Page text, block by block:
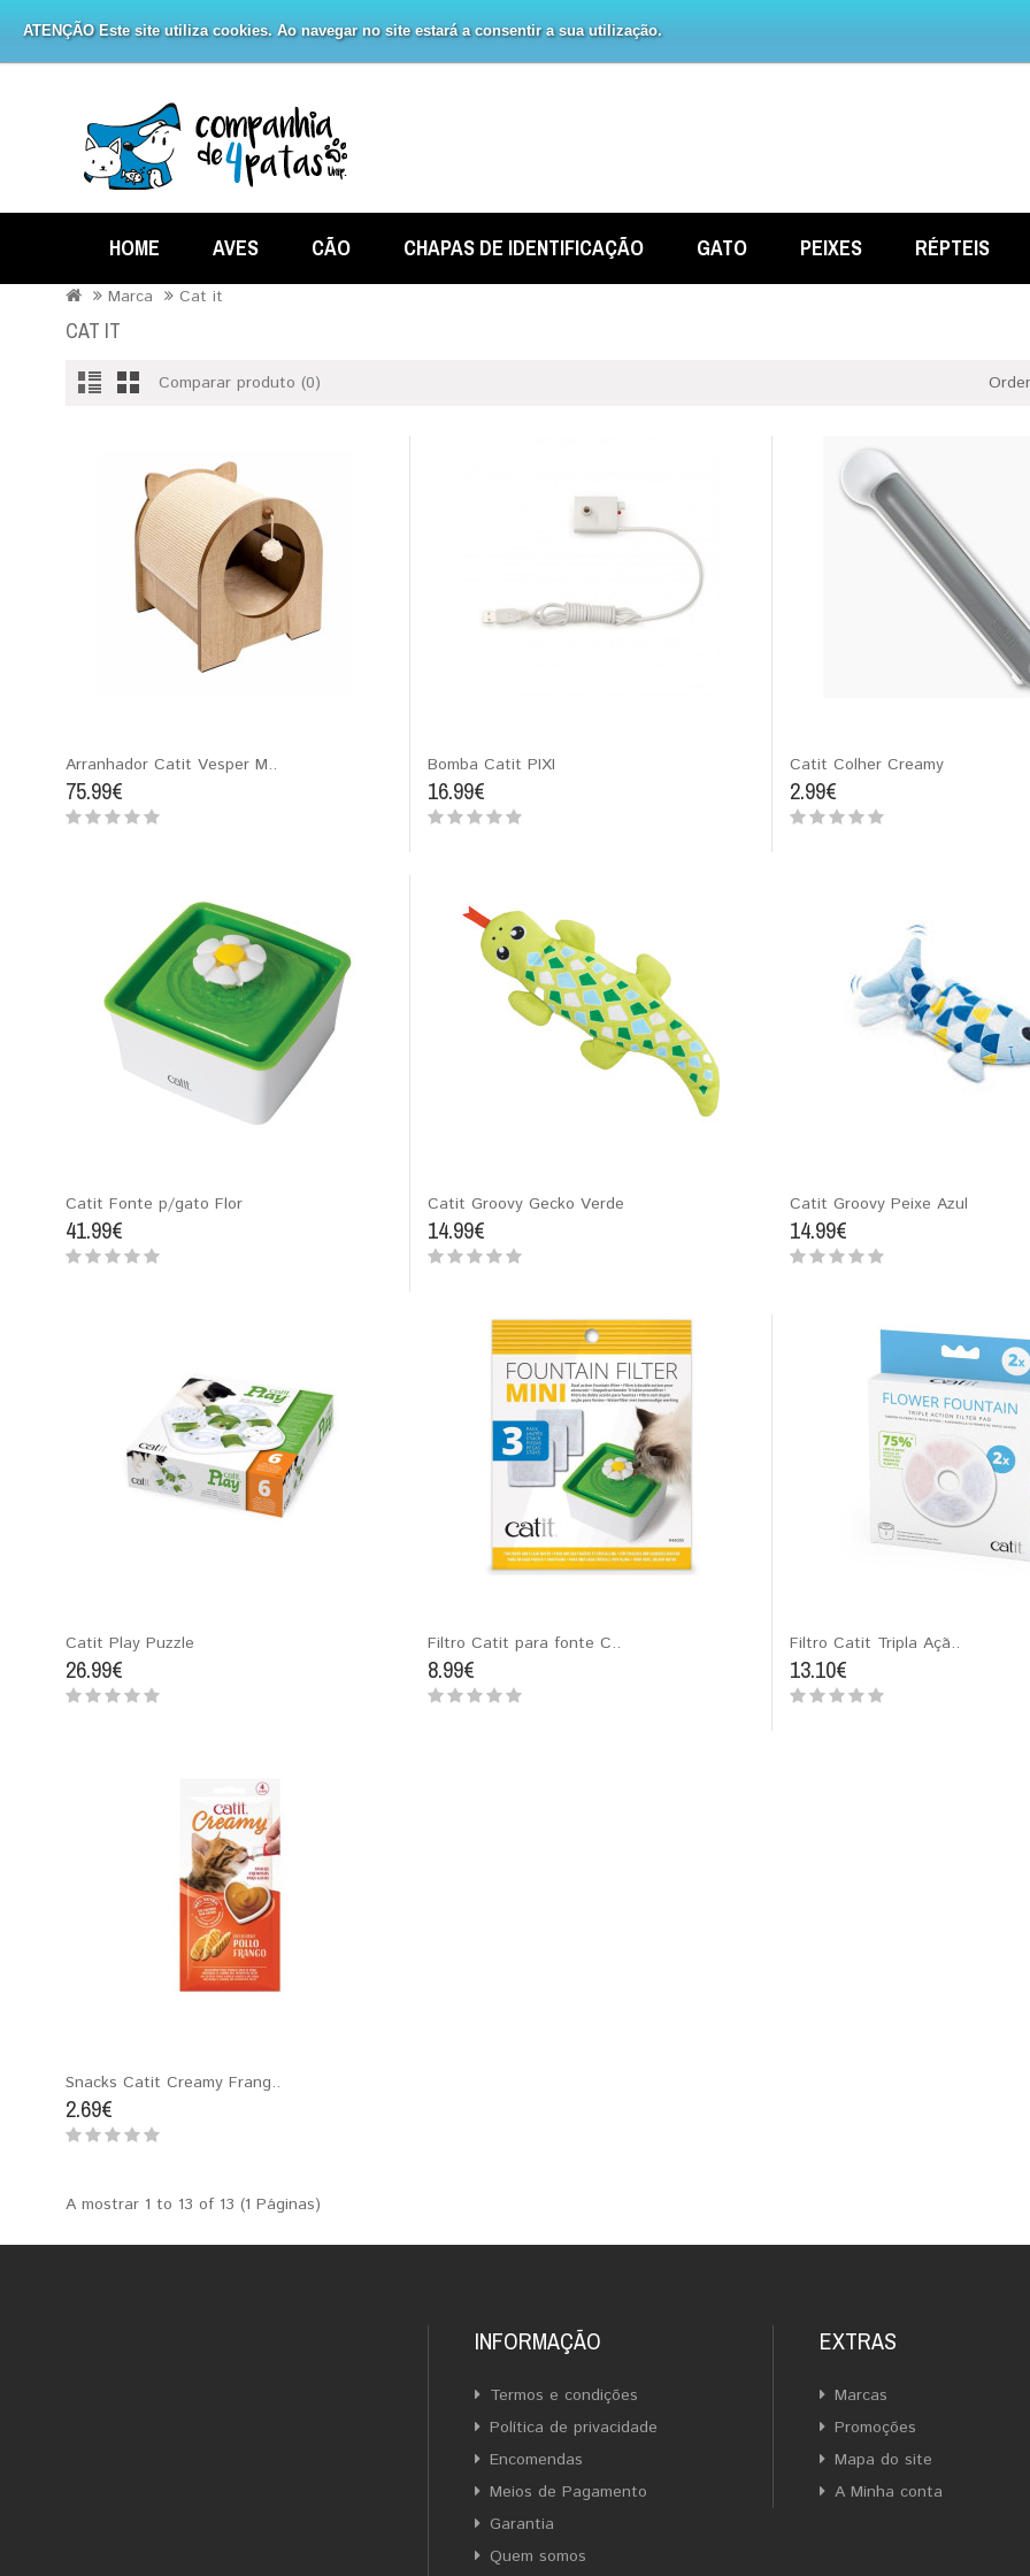
ATENÇÃO Este site utiliza cookies. Ao navegar no site estará a consentir a sua utilização.
HOME AVES CÃO CHAPAS DE IDENTIFICAÇÃO GATO PEIXES RÉPTEIS
Marca Cat it
CAT IT
Comparar produto (0)
Arranhador Catit Vesper M..
75.99€
Bomba Catit PIXI
16.99€
Catit Colher Creamy
2.99€
Catit Fonte p/gato Flor
41.99€
Catit Groovy Gecko Verde
14.99€
Catit Groovy Peixe Azul
14.99€
Catit Play Puzzle
26.99€
Filtro Catit para fonte C..
8.99€
Filtro Catit Tripla Açã..
13.10€
Snacks Catit Creamy Frang..
2.69€
A mostrar 1 to 13 of 13 (1 Páginas)
INFORMAÇÃO
Termos e condições
Política de privacidade
Encomendas
Meios de Pagamento
Garantia
Quem somos
EXTRAS
Marcas
Promoções
Mapa do site
A Minha conta